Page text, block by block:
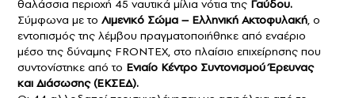
θαλάσσια περιοχή 45 ναυτικά μίλια νότια της Γαύδου.
Σύμφωνα με το Λιμενικό Σώμα – Ελληνική Ακτοφυλακή, ο
εντοπισμός της λέμβου πραγματοποιήθηκε από εναέριο
μέσο της δύναμης FRONTEX, στο πλαίσιο επιχείρησης που
συντονίστηκε από το Ενιαίο Κέντρο Συντονισμού Έρευνας
και Διάσωσης (ΕΚΣΕΔ).